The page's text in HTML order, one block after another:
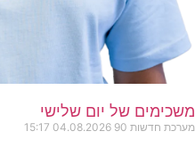
משכימים של יום שלישי
מערכת חדשות 90 04.08.2026
15:17